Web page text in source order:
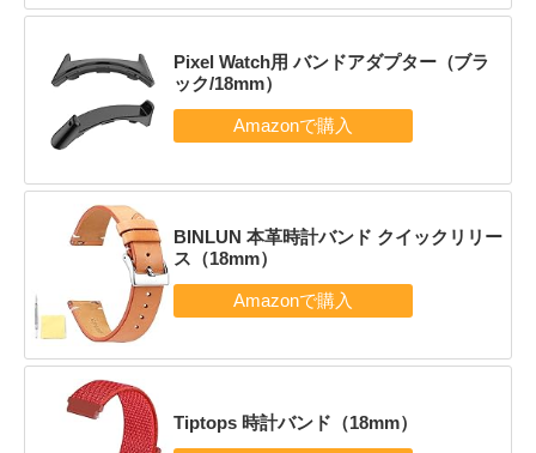
Pixel Watch用 バンドアダプター（ブラ
ック/18mm）
BINLUN 本革時計バンド クイックリリー
ス（18mm）
Tiptops 時計バンド（18mm）